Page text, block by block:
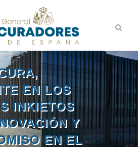
EN LOS
INKIETOS
Y
EN EL